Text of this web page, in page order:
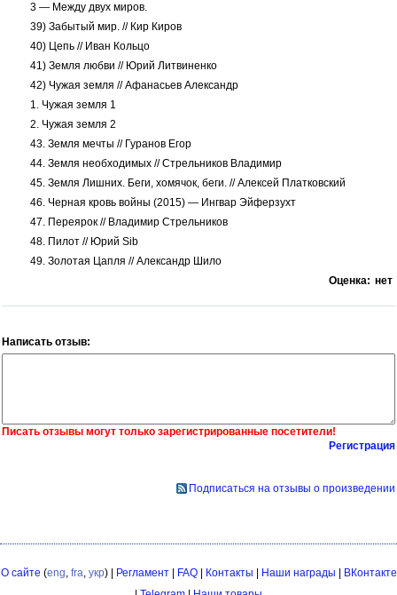
3 — Между двух миров.
39) Забытый мир. // Кир Киров
40) Цепь // Иван Кольцо
41) Земля любви // Юрий Литвиненко
42) Чужая земля // Афанасьев Александр
1. Чужая земля 1
2. Чужая земля 2
43. Земля мечты // Гуранов Егор
44. Земля необходимых // Стрельников Владимир
45. Земля Лишних. Беги, хомячок, беги. // Алексей Платковский
46. Черная кровь войны (2015) — Ингвар Эйферзухт
47. Переярок // Владимир Стрельников
48. Пилот // Юрий Sib
49. Золотая Цапля // Александр Шило
Оценка: нет
Написать отзыв:
Писать отзывы могут только зарегистрированные посетители!
Регистрация
Подписаться на отзывы о произведении
О сайте (eng, fra, укр) | Регламент| FAQ| Контакты Наши награды
ВКонтакте